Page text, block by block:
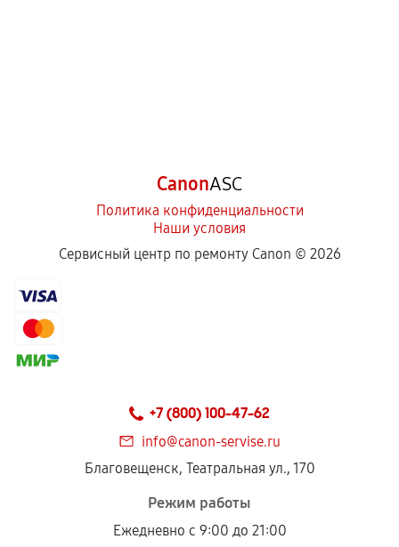
CanonASC
Политика конфиденциальности
Наши условия
Сервисный центр по ремонту Canon © 2026
+7 (800) 100-47-62
info@canon-servise.ru
Благовещенск, Театральная ул., 170
Режим работы
Ежедневно с 9:00 до 21:00